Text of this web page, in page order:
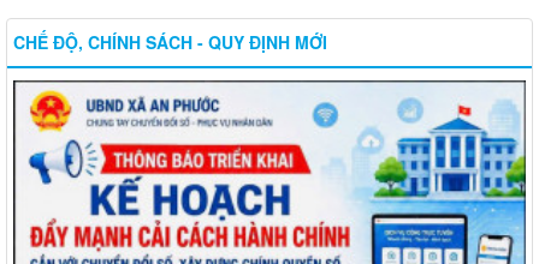
CHẾ ĐỘ, CHÍNH SÁCH - QUY ĐỊNH MỚI